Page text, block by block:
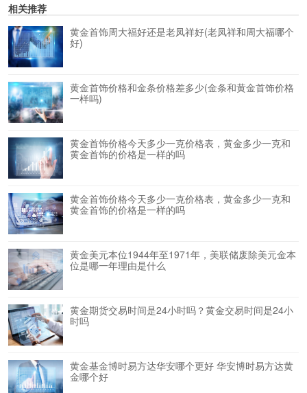
相关推荐
黄金首饰周大福好还是老凤祥好(老凤祥和周大福哪个
好)
黄金首饰价格和金条价格差多少(金条和黄金首饰价格
一样吗)
黄金首饰价格今天多少一克价格表，黄金多少一克和
黄金首饰的价格是一样的吗
黄金首饰价格今天多少一克价格表，黄金多少一克和
黄金首饰的价格是一样的吗
黄金美元本位1944年至1971年，美联储废除美元金本
位是哪一年理由是什么
黄金期货交易时间是24小时吗？黄金交易时间是24小
时吗
黄金基金博时易方达华安哪个更好 华安博时易方达黄
金哪个好